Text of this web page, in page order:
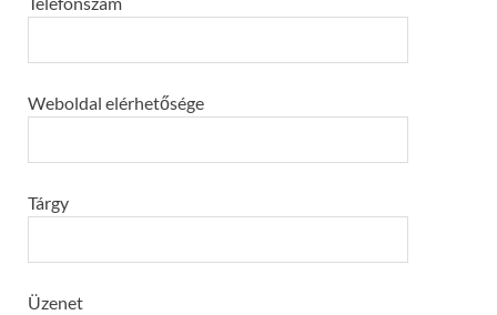
Weboldal elérhetősége
Tárgy
Üzenet